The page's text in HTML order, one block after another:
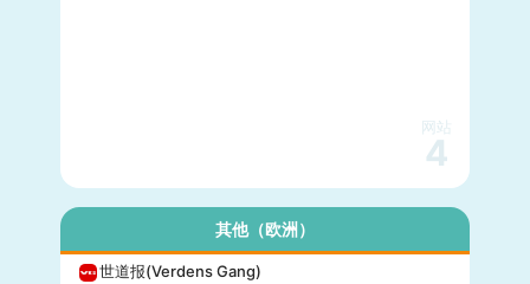
网站
4
其他（欧洲）
世道报(Verdens Gang)